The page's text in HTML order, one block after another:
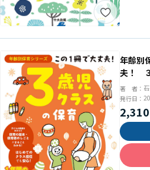
年齢別
夫！
著 者：
発行日：